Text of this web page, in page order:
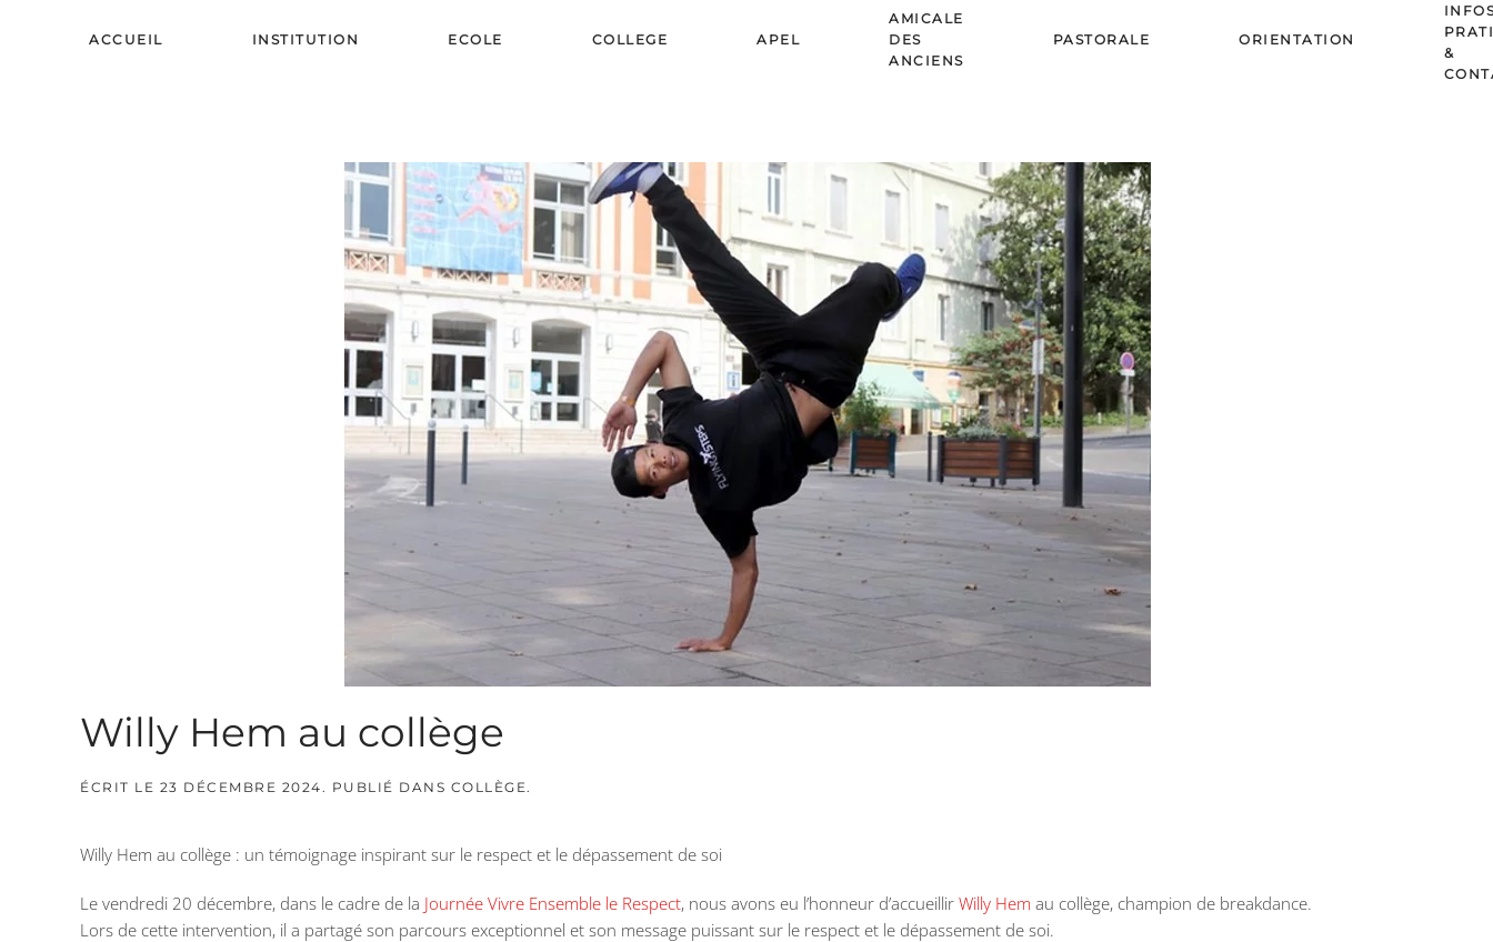
ACCUEIL INSTITUTION ECOLE COLLEGE APEL
AMICALE
DES
ANCIENS
PASTORALE ORIENTATION
&
Willy Hem au collège
ÉCRIT LE 23 DÉCEMBRE 2024. PUBLIÉ DANS COLLÈGE.
Willy Hem au collège : un témoignage inspirant sur le respect et le dépassement de soi
Le vendredi 20 décembre, dans le cadre de la Journée Vivre Ensemble le Respect, nous avons eu l’honneur d’accueillir Willy Hem au collège, champion de breakdance.
Lors de cette intervention, il a partagé son parcours exceptionnel et son message puissant sur le respect et le dépassement de soi.